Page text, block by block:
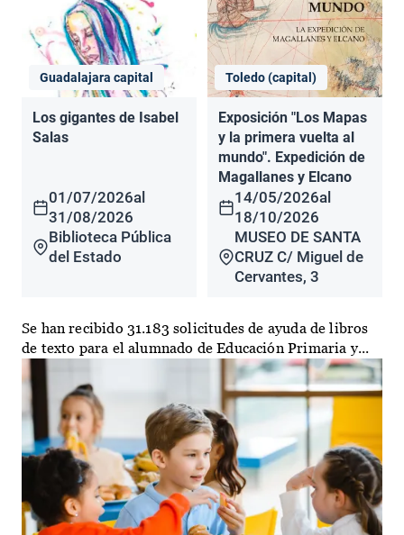
Guadalajara capital
Los gigantes de Isabel
Salas
01/07/2026al
31/08/2026
Biblioteca Pública
del Estado
Toledo (capital)
Exposición "Los Mapas
y la primera vuelta al
mundo". Expedición de
Magallanes y Elcano
14/05/2026al
18/10/2026
MUSEO DE SANTA
CRUZ C/ Miguel de
Cervantes, 3
Se han recibido 31.183 solicitudes de ayuda de libros
de texto para el alumnado de Educación Primaria y...